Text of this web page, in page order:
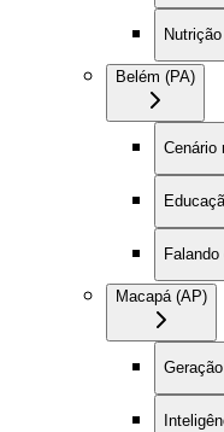
Belém (PA)
Cenário
Macapá (AP)